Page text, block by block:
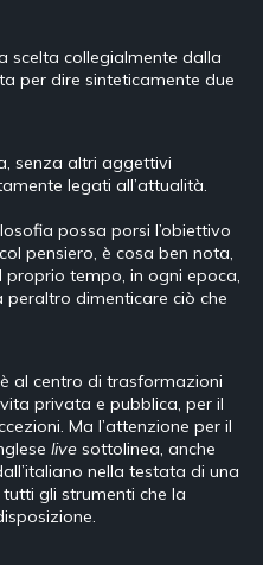
scelta collegialmente dalla
per dire sinteticamente due
senza altri aggettivi
legati all’attualità.
possa porsi l’obiettivo
pensiero, è cosa ben nota,
proprio tempo, in ogni epoca,
dimenticare ciò che
al centro di trasformazioni
privata e pubblica, per il
Ma l’attenzione per il
live sottolinea, anche
nella testata di una
gli strumenti che la